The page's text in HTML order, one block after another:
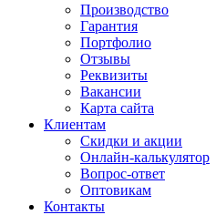
Производство
Гарантия
Портфолио
Отзывы
Реквизиты
Вакансии
Карта сайта
Клиентам
Скидки и акции
Онлайн-калькулятор
Вопрос-ответ
Оптовикам
Контакты